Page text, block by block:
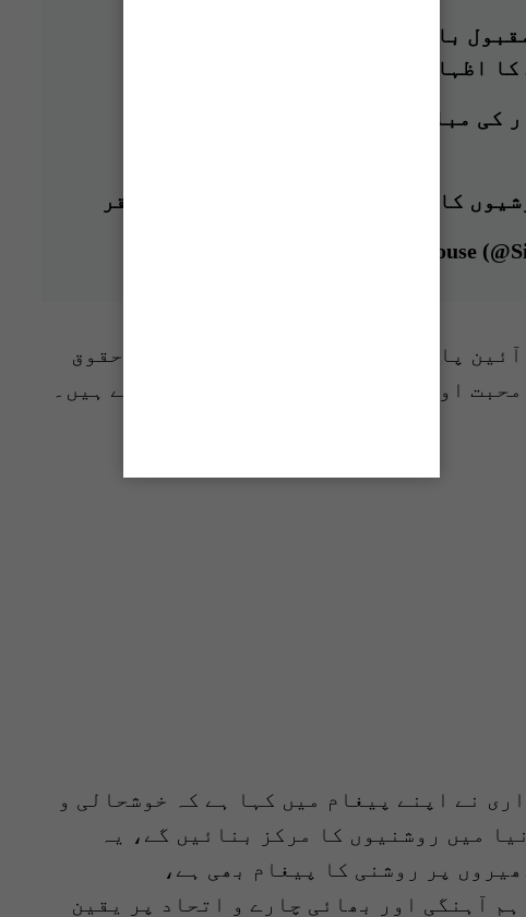
باقر کا سندھ سمیت دنیا بھر کے
اظہار
کی مبارکباد دیتا ہوں، نگراں
کا تہوار ہے، جسٹس (ر) مقبول باقر
پاکستان میں اقلیتوں کو مساوی حقوق
اور اتحاد سے اپنی خوشیاں مناتے ہیں۔
نے اپنے پیغام میں کہا ہے کہ خوشحالی و
میں روشنیوں کا مرکز بنائیں گے، یہ
پر روشنی کا پیغام بھی ہے،
آہنگی اور بھائی چارے و اتحاد پر یقین